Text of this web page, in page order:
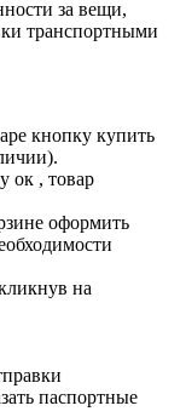
за вещи,
транспортными
кнопку купить
ок , товар
оформить
на
паспортные